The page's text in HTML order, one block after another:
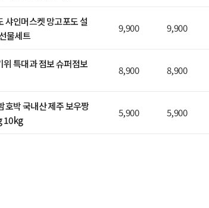
샤인머스켓 망고포도 설
물세트
9,900 9,900
특대과 점보 슈퍼점보
8,900 8,900
호박 국내산 제주 보우짱
10kg
5,900 5,900